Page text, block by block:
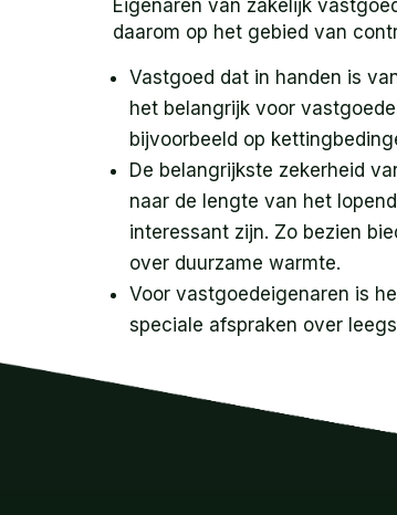
Eigenaren van zakelijk
daarom op het gebied van
Vastgoed dat in handen is
het belangrijk voor
bijvoorbeeld op
De belangrijkste zekerheid
naar de lengte van het
interessant zijn. Zo bezien
over duurzame warmte.
Voor vastgoedeigenaren is
speciale afspraken over